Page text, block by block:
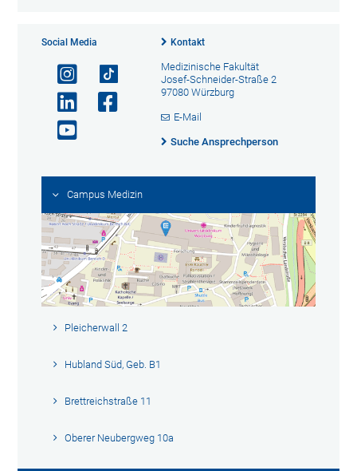
Social Media Kontakt
Medizinische Fakultät
Josef-Schneider-Straße 2
97080 Würzburg
E-Mail
Suche Ansprechperson
Campus Medizin
Pleicherwall 2
Hubland Süd, Geb. B1
Brettreichstraße 11
Oberer Neubergweg 10a